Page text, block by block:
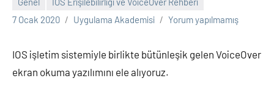
7 Ocak 2020
Uygulama Akademisi Yorum yapılmamış
IOS işletim sistemiyle birlikte bütünleşik gelen VoiceOver
ekran okuma yazılımını ele alıyoruz.